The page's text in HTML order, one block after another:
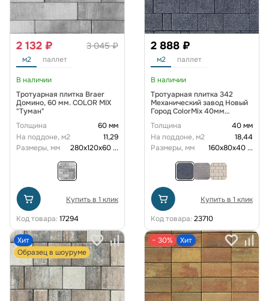
3 045 ₽
2 132 ₽
м2 паллет
В наличии
Тротуарная плитка Braer
Домино, 60 мм. COLOR MIX
"Туман"
Толщина
60 мм
На поддоне, м2
11,29
Размеры, мм
280х120х60...
Купить в 1 клик
Код товара: 17294
2 888 ₽
м2 паллет
В наличии
Тротуарная плитка 342
Механический завод Новый
Город ColorMix 40мм
Толщина
40 мм
На поддоне, м2
18,44
Размеры, мм
160х80х40...
Купить в 1 клик
Код товара: 23710
Хит
Образец в шоуруме
− 30% Хит